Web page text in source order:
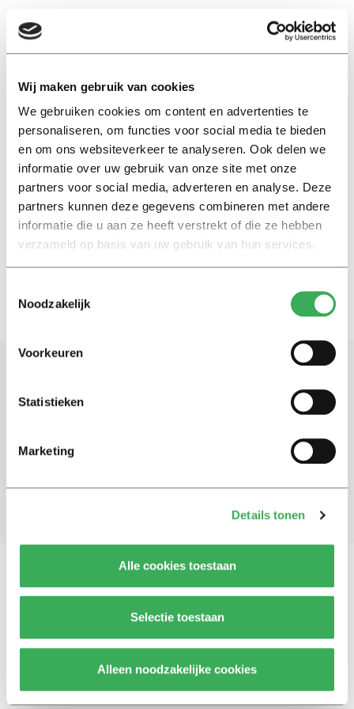
Wij maken gebruik van cookies
We gebruiken cookies om content en advertenties te
personaliseren, om functies voor social media te bieden
en om ons websiteverkeer te analyseren. Ook delen we
informatie over uw gebruik van onze site met onze
partners voor social media, adverteren en analyse. Deze
partners kunnen deze gegevens combineren met andere
informatie die u aan ze heeft verstrekt of die ze hebben
verzameld op basis van uw gebruik van hun services.
Noodzakelijk
Voorkeuren
Statistieken
Marketing
Details tonen
Alle cookies toestaan
Selectie toestaan
Alleen noodzakelijke cookies
EN
sonnettenkransenkrans
Nieuws
Tilburgers komen met eerste
sonnettenkransenkrans ter
wereld
20 mei 2016
Blijf op de hoogte. Meld je aan voor de nieuwsbrief van
Aanmelden
Vragen, opmerkingen of tips?
© 2026 -Over ons Disclaimer Adverteren Werken bij Contact